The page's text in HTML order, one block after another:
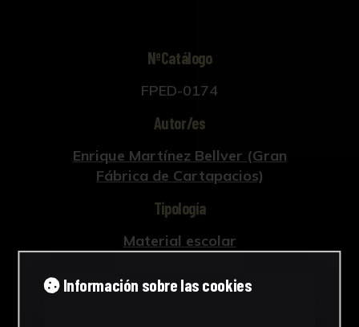
NºCatálogo
FPED-0174
Autor/es
Enrique Martínez Bellver (Gran
Fábrica de Cartapacios)
Tipología
Material escolar
Información sobre las cookies